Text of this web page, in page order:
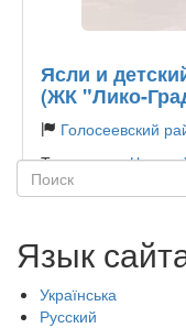
Ясли и
(ЖК "Лико-
Голосеевский
Тип садика:
Поиск
Язык
Українська
Русский